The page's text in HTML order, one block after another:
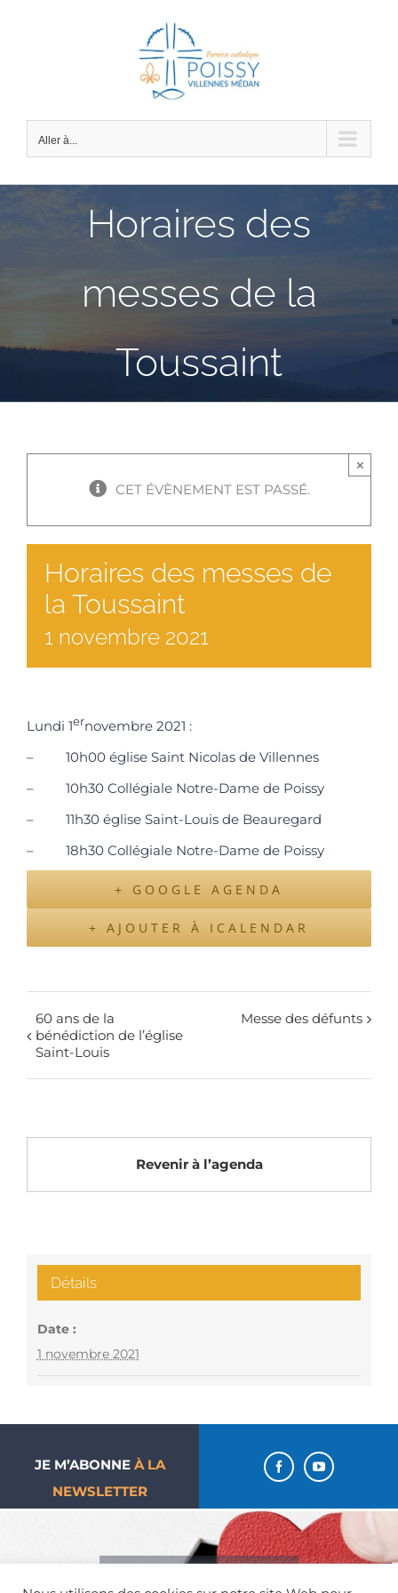
Aller à...
Horaires des
messes de la
Toussaint
CET ÉVÈNEMENT EST PASSÉ.
×
Horaires des messes de
la Toussaint
1 novembre 2021
Lundi 1ernovembre 2021 :
– 10h00 église Saint Nicolas de Villennes
– 10h30 Collégiale Notre-Dame de Poissy
– 11h30 église Saint-Louis de Beauregard
– 18h30 Collégiale Notre-Dame de Poissy
+ GOOGLE AGENDA
+ AJOUTER À ICALENDAR
60 ans de la
bénédiction de l’église
Saint-Louis
Messe des défunts
Revenir à l’agenda
Détails
Date :
1 novembre 2021
JE M’ABONNE À LA
NEWSLETTER